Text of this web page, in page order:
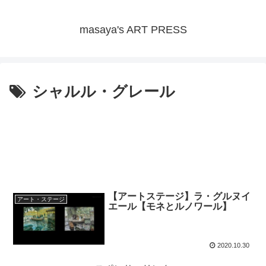
masaya's ART PRESS
シャルル・グレール
アート・ステージ
【アートステージ】ラ・グルヌイ
エール【モネとルノワール】
2020.10.30